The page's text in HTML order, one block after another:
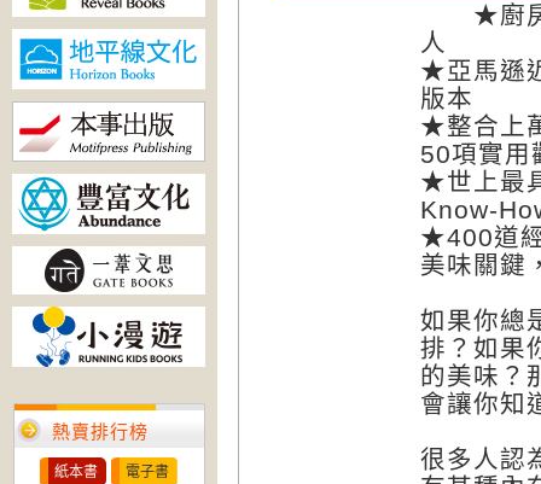
熱賣排行榜
紙本書 電子書
★廚房
人
★亞馬遜
版本
★整合上
50項實用
★世上最
Know-
★400道
美味關鍵
如果你總
排？如果
的美味？
會讓你知
很多人認